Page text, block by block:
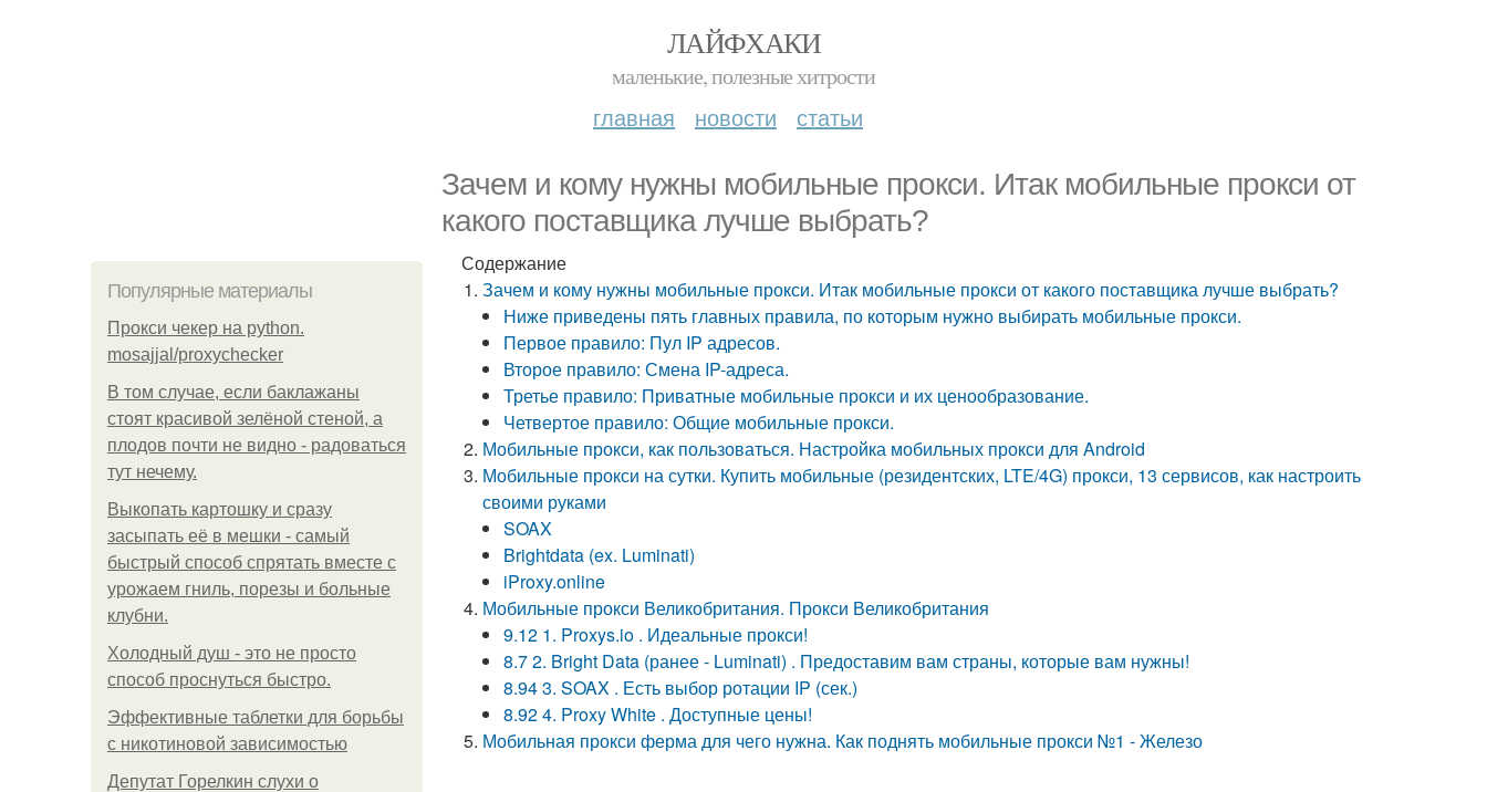
ЛАЙФХАКИ
маленькие, полезные хитрости
главная новости статьи
Зачем и кому нужны мобильные прокси. Итак мобильные прокси от
какого поставщика лучше выбрать?
Популярные материалы
Прокси чекер на python.
mosajjal/proxychecker
В том случае, если баклажаны
стоят красивой зелёной стеной, а
плодов почти не видно - радоваться
тут нечему.
Выкопать картошку и сразу
засыпать её в мешки - самый
быстрый способ спрятать вместе с
урожаем гниль, порезы и больные
клубни.
Холодный душ - это не просто
способ проснуться быстро.
Эффективные таблетки для борьбы
с никотиновой зависимостью
Депутат Горелкин слухи о
Содержание
Зачем и кому нужны мобильные прокси. Итак мобильные прокси от какого поставщика лучше выбрать?
Ниже приведены пять главных правила, по которым нужно выбирать мобильные прокси.
Первое правило: Пул IP адресов.
Второе правило: Смена IP-адреса.
Третье правило: Приватные мобильные прокси и их ценообразование.
Четвертое правило: Общие мобильные прокси.
Мобильные прокси, как пользоваться. Настройка мобильных прокси для Android
Мобильные прокси на сутки. Купить мобильные (резидентских, LTE/4G) прокси, 13 сервисов, как настроить
своими руками
SOAX
Brightdata (ex. Luminati)
iProxy.online
Мобильные прокси Великобритания. Прокси Великобритания
9.12 1. Proxys.io . Идеальные прокси!
8.7 2. Bright Data (ранее - Luminati) . Предоставим вам страны, которые вам нужны!
8.94 3. SOAX . Есть выбор ротации IP (сек.)
8.92 4. Proxy White . Доступные цены!
Мобильная прокси ферма для чего нужна. Как поднять мобильные прокси №1 - Железо